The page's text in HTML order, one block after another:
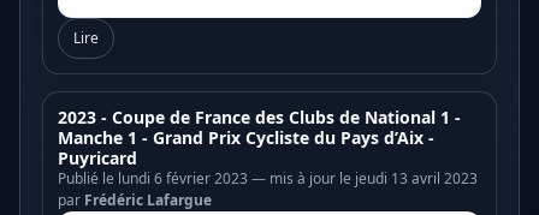
Lire
2023 - Coupe de France des Clubs de National 1 -
Manche 1 - Grand Prix Cycliste du Pays d’Aix -
Puyricard
Publié le lundi 6 février 2023 — mis à jour le jeudi 13 avril 2023
par Frédéric Lafargue